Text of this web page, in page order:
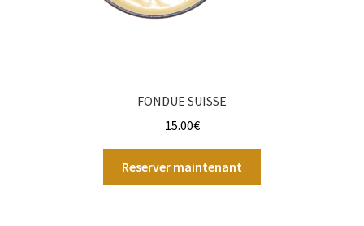
FONDUE SUISSE
15.00€
Reserver maintenant